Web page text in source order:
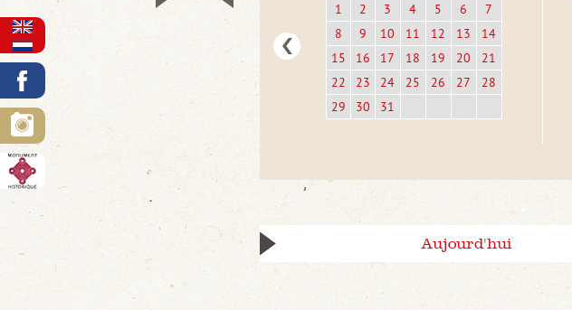
1 2 3 4 5 6
7
8
9 10 11 12 13
14
15
16 17 18 19 20
21
22
23 24 25 26 27
28
29
30 31
Aujourd'hui